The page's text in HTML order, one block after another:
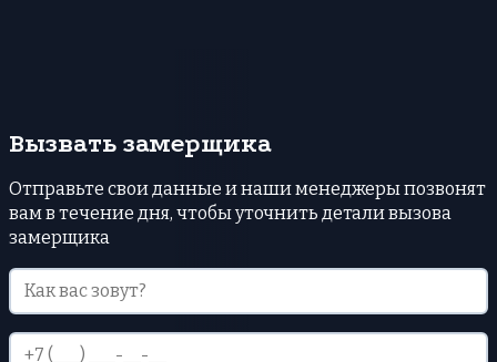
Вызвать замерщика
Отправьте свои данные и наши менеджеры позвонят
вам в течение дня, чтобы уточнить детали вызова
замерщика